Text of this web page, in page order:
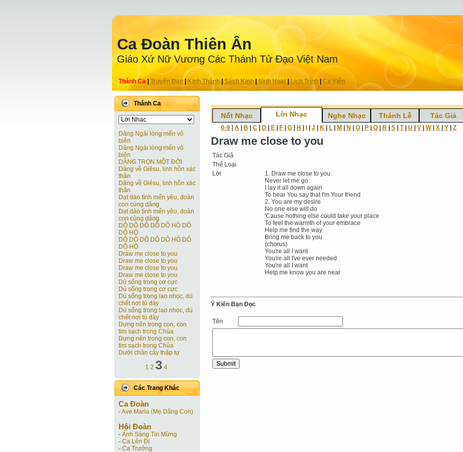
Ca Ðoàn Thiên Ân
Giáo Xứ Nữ Vương Các Thánh Tử Ðạo Việt Nam
Thánh Ca Truyện Ðạo| Kinh Thánh Sách Kinh|Sinh Hoạt| Lịch Trình Ca Viên
Thánh Ca
Dâng Ngài lòng mến vô
biên
Dâng Ngài lòng mến vô
biên
DÂNG TRỌN MỘT ĐỜI
Dâng về Giêsu, linh hồn xác
thân
Dâng về Giêsu, linh hồn xác
thân
Dạt dào tình mến yêu, đoàn
con cùng dâng
Dạt dào tình mến yêu, đoàn
con cùng dâng
DÔ DÔ DÔ DÔ DÔ HÒ DÔ
DÔ HÒ
DÔ DÔ DÔ DÔ DÔ HÒ DÔ
DÔ HÒ
Draw me close to you
Draw me close to you
Draw me close to you
Draw me close to you
Dù sống trong cơ cực
Dù sống trong cơ cực
Dù sống trong lao nhọc, dù
chết nơi tù đày
Dù sống trong lao nhọc, dù
chết nơi tù đày
Dựng nên trong con, con
tim sạch trong Chúa
Dựng nên trong con, con
tim sạch trong Chúa
Dưới chân cây thập tự
1 2 3 4
Các Trang Khác
Ca Ðoàn
-Ave Maria (Mẹ Dâng Con)
Hội Ðoàn
- Ánh Sáng Tin Mừng
- Ca Lên Đi
- Ca Trưởng
Nốt Nhạc Lời Nhạc Nghe Nhạc Thánh Lễ Tác Giả
0-9 A B C D E F G H J K L M N O P Q R S T| U V W| X Y Z
Draw me close to you
Tác Giả
Thể Loại
Lời
1. Draw me close to you
Never let me go
I lay it all down again
To hear You say that I'm Your friend
2. You are my desire
No one else will do
'Cause nothing else could take your place
To feel the warmth of your embrace
Help me find the way
Bring me back to you
(chorus)
You're all I want
You're all I've ever needed
You're all I want
Help me know you are near
Ý Kiến Bạn Ðọc
Tên